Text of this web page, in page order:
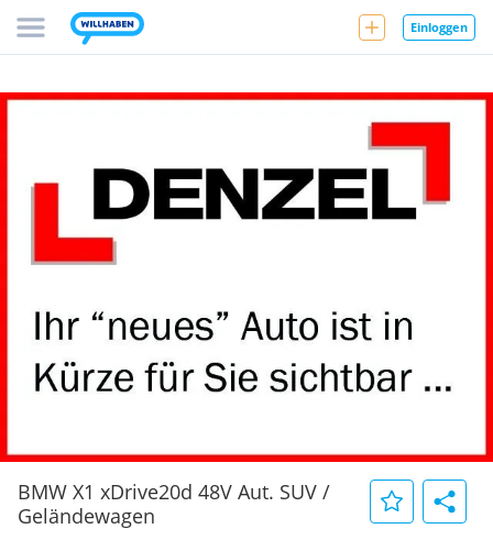
Einloggen
BMW X1 xDrive20d 48V Aut. SUV /
Geländewagen